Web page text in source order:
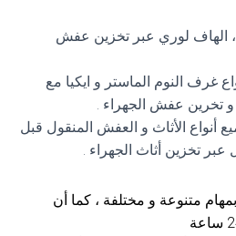
، الهاف لوري عبر تخزين عفش
غرف النوم الماستر و ايكيا مع
و تخرين عفش الجهراء .
أنواع الأثاث و العفش المنقول قبل
عبر تخزين أثاث الجهراء .
متنوعة و مختلفة ، كما أن